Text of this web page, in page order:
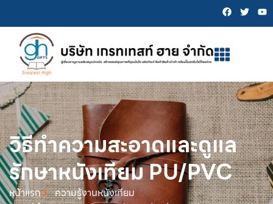
วิธีทำความสะอาดและดูแล
รักษาหนังเทียม PU/PVC
หน้าเเรก
ความรู้งานหนังเทียม